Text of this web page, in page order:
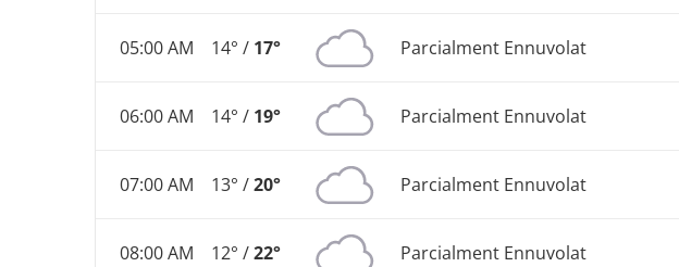
05:00 AM 14° / 17° Parcialment Ennuvolat
06:00 AM 14° / 19° Parcialment Ennuvolat
07:00 AM 13° /20° Parcialment Ennuvolat
08:00 AM 12° /22° Parcialment Ennuvolat